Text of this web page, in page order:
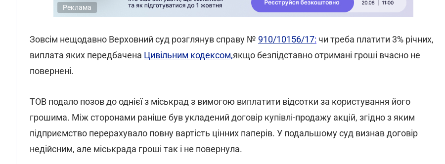
Реклама
Зовсім нещодавно Верховний суд розглянув справу № 910/10156/17: чи треба платити 3% річних,
виплата яких передбачена Цивільним кодексом,якщо безпідставно отримані гроші вчасно не
повернені.
ТОВ подало позов до однієї з міськрад з вимогою виплатити відсотки за користування його
грошима. Між сторонами раніше був укладений договір купівлі-продажу акцій, згідно з яким
підприємство перерахувало повну вартість цінних паперів. У подальшому суд визнав договір
недійсним, але міськрада гроші так і не повернула.